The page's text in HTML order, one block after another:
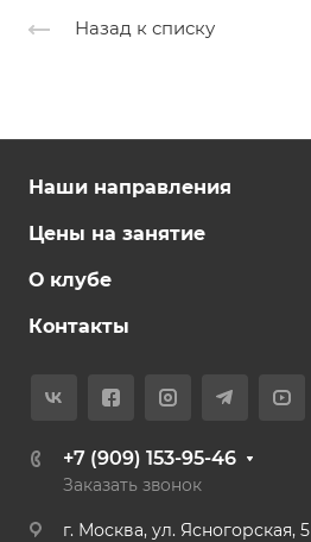
Назад к списку
Наши направления
Цены на занятие
О клубе
Контакты
+7 (909) 153-95-46
Заказать звонок
г. Москва, ул. Ясногорская, 5